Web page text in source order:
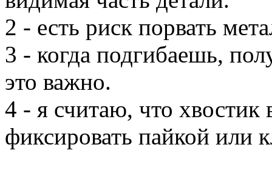
2 - есть риск порвать
3 - когда подгибаешь,
это важно.
4 - я считаю, что хвостик
фиксировать пайкой или